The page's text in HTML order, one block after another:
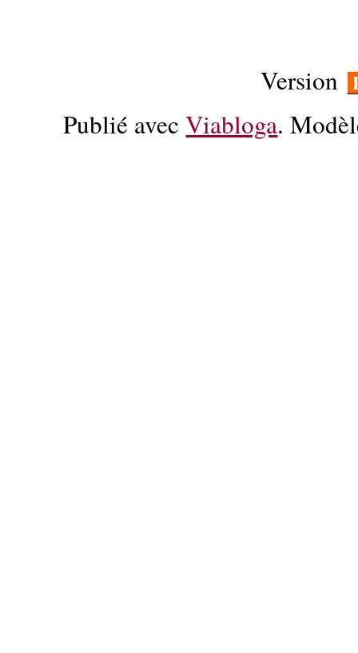
Version
Publié avecViabloga.